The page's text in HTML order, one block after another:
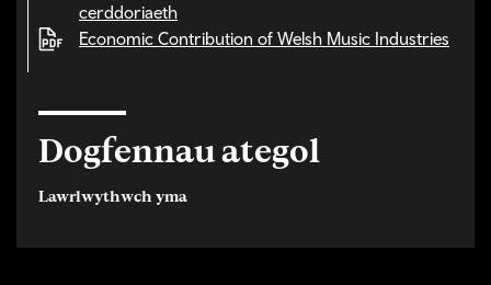
Dogfennau ategol
Lawrlwythwch yma
cerddoriaeth
Economic Contribution of Welsh Music Industries